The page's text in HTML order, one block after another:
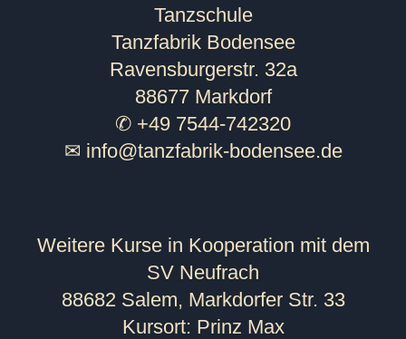
Tanzschule
Tanzfabrik Bodensee
Ravensburgerstr. 32a
88677 Markdorf
✆ +49 7544-742320
✉ info@tanzfabrik-bodensee.de
Weitere Kurse in Kooperation mit dem
SV Neufrach
88682 Salem, Markdorfer Str. 33
Kursort: Prinz Max